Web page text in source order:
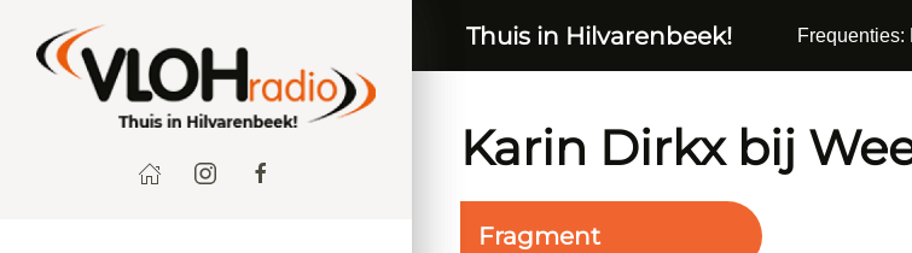
Thuis in Hilvarenbeek! Frequenties:
Karin Dirkx bij
Fragment